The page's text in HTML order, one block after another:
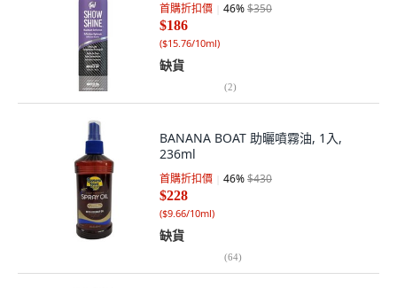
首購折扣價 46%$350
$186
($15.76/10ml)
缺貨
(2)
BANANA BOAT 助曬噴霧油, 1入,
236ml
首購折扣價 46%$430
$228
($9.66/10ml)
缺貨
(64)